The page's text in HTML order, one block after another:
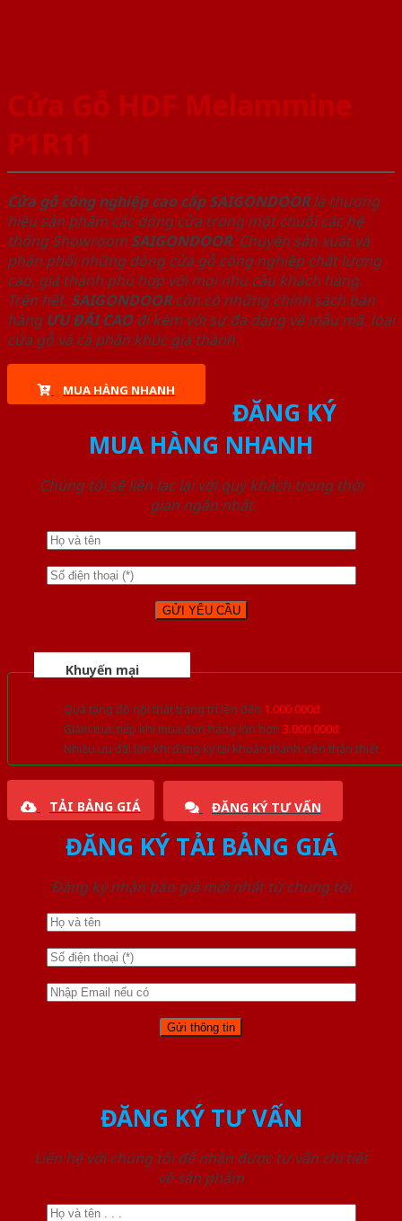
Cửa Gỗ HDF Melammine
P1R11
Cửa gỗ công nghiệp cao cấp SAIGONDOORlà thương
hiệu sản phẩm các dòng cửa trong một chuỗi các hệ
thống Showroom SAIGONDOOR. Chuyên sản xuất và
phân phối những dòng cửa gỗ công nghiệp chất lượng
cao, giá thành phù hợp với mọi nhu cầu khách hàng.
Trên hết, SAIGONDOORcòn có những chính sách bán
hàng ƯU ĐÃI CAOđi kèm với sự đa dạng về mẫu mã, loại
cửa gỗ và cả phân khúc giá thành.
MUA HÀNG NHANH
ĐĂNG KÝ
MUA HÀNG NHANH
Chúng tôi sẽ liên lạc lại với quý khách trong thời
gian ngắn nhất
Khuyến mại
Quà tặng đồ nội thất trang trí lên đến 1.000.000đ
Giảm trực tiếp khi mua đơn hàng lớn hơn 3.000.000đ
Nhiều ưu đãi lớn khi đăng ký tài khoản thành viên thân thiết
TẢI BẢNG GIÁ ĐĂNG KÝ TƯ VẤN
ĐĂNG KÝ TẢI BẢNG GIÁ
Đăng ký nhận báo giá mới nhất từ chúng tôi
ĐĂNG KÝ TƯ VẤN
Liên hệ với chúng tôi để nhận được tư vấn chi tiết
về sản phẩm